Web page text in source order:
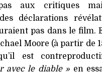
aux critiques
déclarations
pas dans le film.
Moore (à partir de
est
avec le diable » en